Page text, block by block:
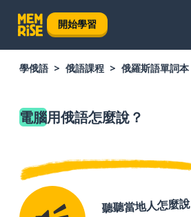
開始學習
學俄語 俄語課程 俄羅斯語單詞本
電腦用俄語怎麼說？
聽聽當地人怎麼說